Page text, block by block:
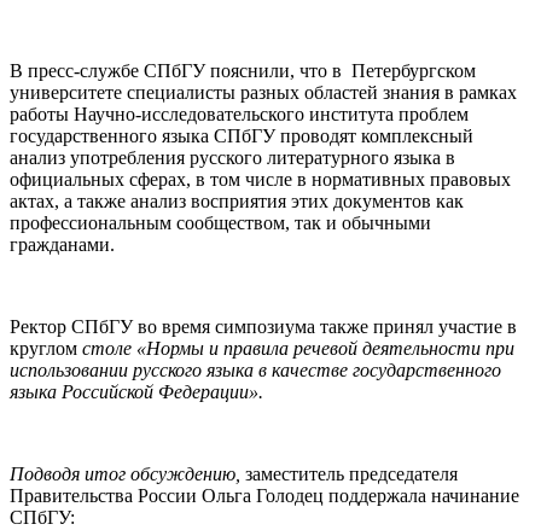
В пресс-службе СПбГУ пояснили, что в Петербургском
университете специалисты разных областей знания в рамках
работы Научно-исследовательского института проблем
государственного языка СПбГУ проводят комплексный
анализ употребления русского литературного языка в
официальных сферах, в том числе в нормативных правовых
актах, а также анализ восприятия этих документов как
профессиональным сообществом, так и обычными
гражданами.
Ректор СПбГУ во время симпозиума также принял участие в
круглом столе «Нормы и правила речевой деятельности при
использовании русского языка в качестве государственного
языка Российской Федерации».
Подводя итог обсуждению, заместитель председателя
Правительства России Ольга Голодец поддержала начинание
СПбГУ: